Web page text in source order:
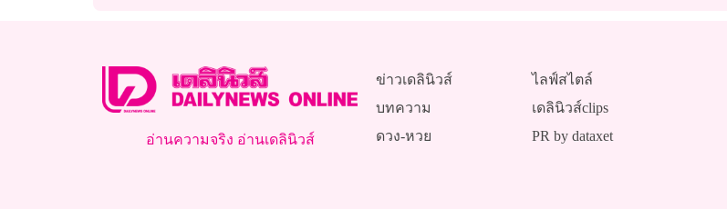
อ่านความจริง อ่านเดลินิวส์
ข่าวเดลินิวส์
บทความ
ดวง-หวย
ไลฟ์สไตล์
เดลินิวส์clips
PR by dataxet